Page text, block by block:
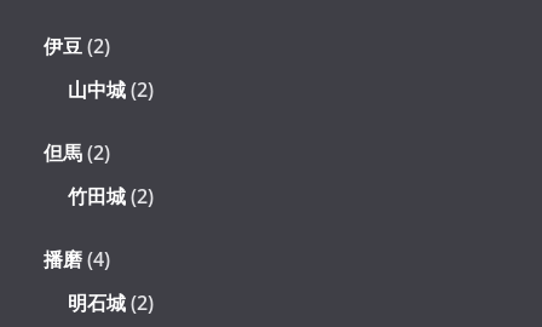
伊豆(2)
山中城(2)
但馬(2)
竹田城(2)
播磨(4)
明石城(2)